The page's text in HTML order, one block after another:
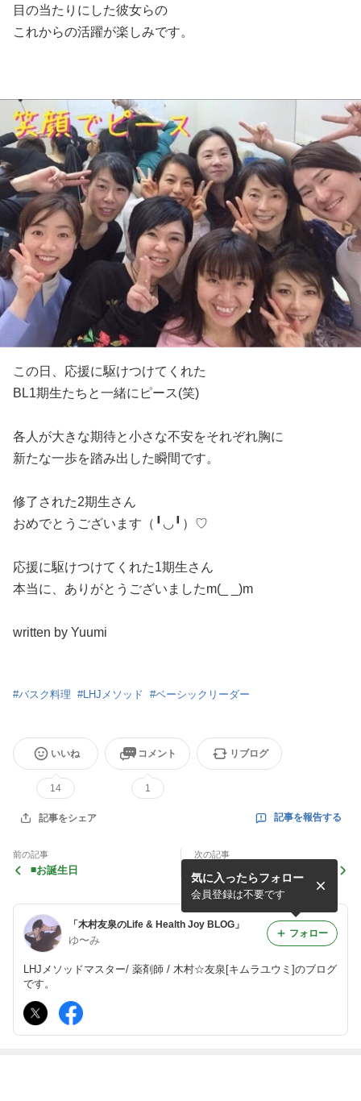
目の当たりにした彼女らの
これからの活躍が楽しみです。
この日、応援に駆けつけてくれた
BL1期生たちと一緒にピース(笑)
各人が大きな期待と小さな不安をそれぞれ胸に
新たな一歩を踏み出した瞬間です。
修了された2期生さん
おめでとうございます（╹◡╹）♡
応援に駆けつけてくれた1期生さん
本当に、ありがとうございましたm(_ _)m
written by Yuumi
#バスク料理 #LHJメソッド #ベーシックリーダー
いいね
14
コメント
1
リブログ
記事をシェア 記事を報告する
前の記事
◾️お誕生日
次の記事
◾️セルフケアの可能性
「木村友泉のLife & Health Joy BLOG」
ゆ〜み
LHJメソッドマスター/ 薬剤師 / 木村☆友泉[キムラユウミ]のブログ
です。
気に入ったらフォロー
会員登録は不要です
フォロー